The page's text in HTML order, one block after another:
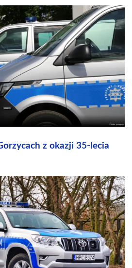
z okazji 35-lecia